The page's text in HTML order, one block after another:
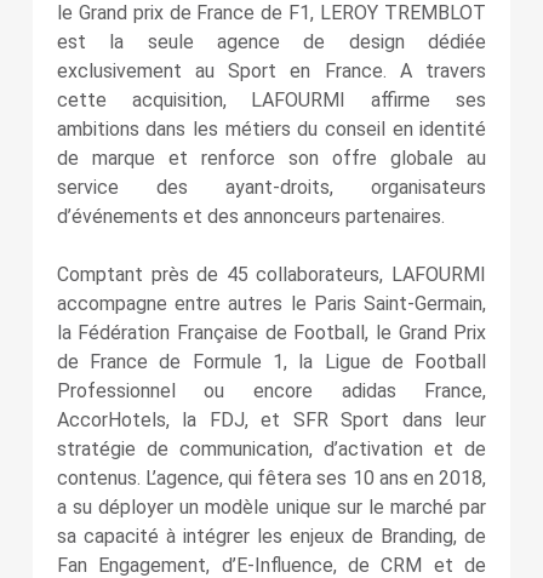
le Grand prix de France de F1, LEROY TREMBLOT
est la seule agence de design dédiée
exclusivement au Sport en France. A travers
cette acquisition, LAFOURMI affirme ses
ambitions dans les métiers du conseil en identité
de marque et renforce son offre globale au
service des ayant-droits, organisateurs
d’événements et des annonceurs partenaires.
Comptant près de 45 collaborateurs, LAFOURMI
accompagne entre autres le Paris Saint-Germain,
la Fédération Française de Football, le Grand Prix
de France de Formule 1, la Ligue de Football
Professionnel ou encore adidas France,
AccorHotels, la FDJ, et SFR Sport dans leur
stratégie de communication, d’activation et de
contenus. L’agence, qui fêtera ses 10 ans en 2018,
a su déployer un modèle unique sur le marché par
sa capacité à intégrer les enjeux de Branding, de
Fan Engagement, d’E‑Influence, de CRM et de